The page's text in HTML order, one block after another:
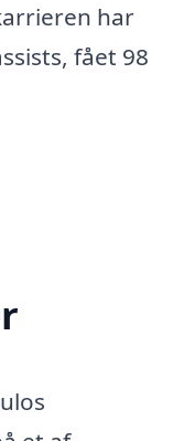
har
fået 98